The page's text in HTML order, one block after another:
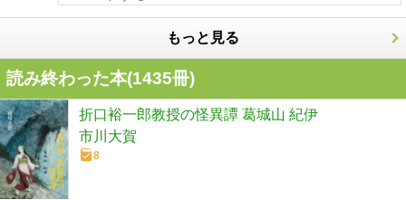
もっと見る
読み終わった本(1435冊)
折口裕一郎教授の怪異譚 葛城山 紀伊
市川大賀
8